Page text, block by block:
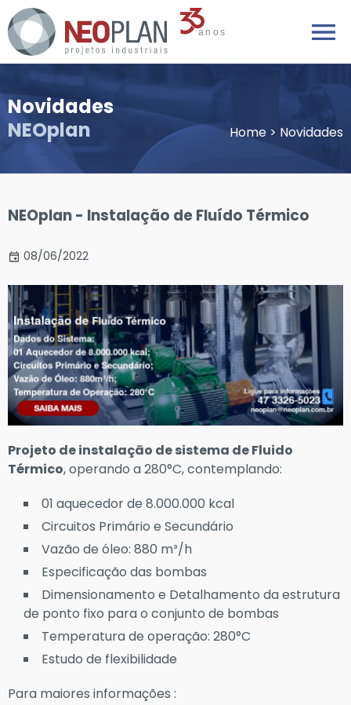
Novidades
NEOplan
Home > Novidades
NEOplan - Instalação de Fluído Térmico
08/06/2022
Projeto de instalação de sistema de Fluido
Térmico, operando a 280°C, contemplando:
01 aquecedor de 8.000.000 kcal
Circuitos Primário e Secundário
Vazão de óleo: 880 m³/h
Especificação das bombas
Dimensionamento e Detalhamento da estrutura
de ponto fixo para o conjunto de bombas
Temperatura de operação: 280°C
Estudo de flexibilidade
Para maiores informações :